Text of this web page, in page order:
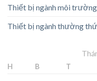
Thiết bị ngành môi trường
Thiết bị ngành thường
H B T